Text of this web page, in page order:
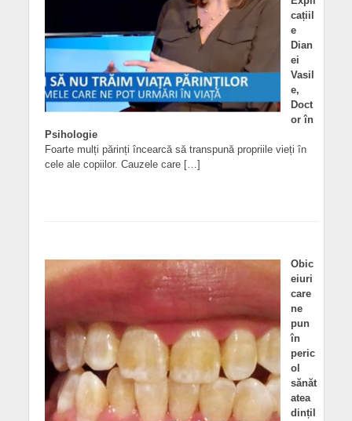
cațiil
e
Dian
ei
Vasil
e,
Doct
or în
Psihologie
Foarte mulți părinți încearcă să transpună propriile vieți în
cele ale copiilor. Cauzele care […]
Obic
eiuri
care
ne
pun
în
peric
ol
sănăt
atea
dințil